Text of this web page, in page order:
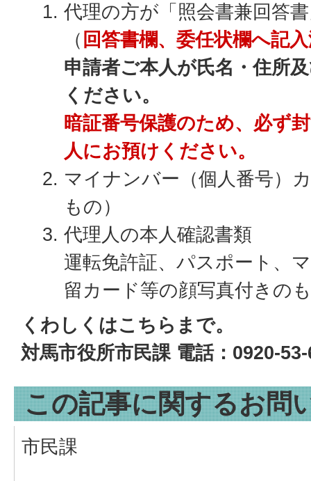
代理の方が「照会書兼回答
（ 回答書欄、委任状欄へ記
申請者ご本人が氏名・住所
ください。
暗証番号保護のため、必ず
人にお預けください。
マイナンバー（個人番号）
もの）
代理人の本人確認書類
運転免許証、パスポート、
留カード等の顔写真付きの
くわしくはこちらまで。
対馬市役所市民課 電話：0920-
この記事に関するお問
市民課